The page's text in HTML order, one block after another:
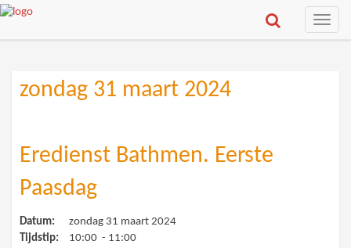
Toggle
zondag 31 maart 2024
Eredienst Bathmen. Eerste
Paasdag
Datum:
zondag 31 maart 2024
Tijdstip:
10:00 - 11:00